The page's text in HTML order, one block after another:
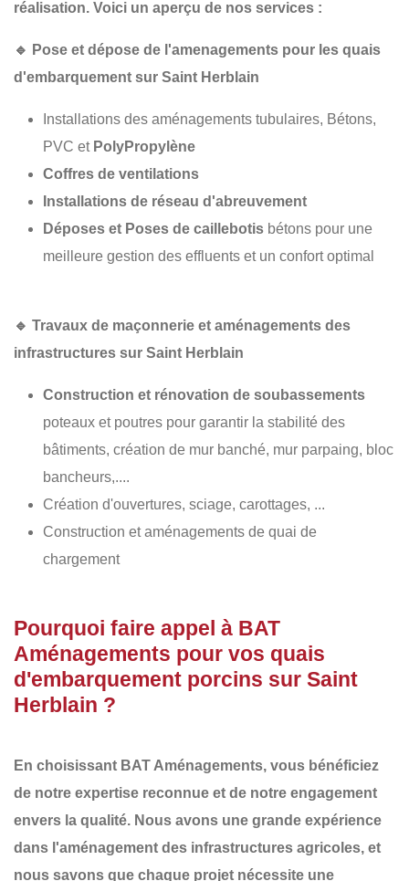
réalisation. Voici un aperçu de nos services :
🔹 Pose et dépose de l'amenagements pour les quais
d'embarquement sur Saint Herblain
Installations des aménagements tubulaires, Bétons,
PVC et PolyPropylène
Coffres de ventilations
Installations de réseau d'abreuvement
Déposes et Poses de caillebotis bétons pour une
meilleure gestion des effluents et un confort optimal
🔹 Travaux de maçonnerie et aménagements des
infrastructures sur Saint Herblain
Construction et rénovation de soubassements
poteaux et poutres pour garantir la stabilité des
bâtiments, création de mur banché, mur parpaing, bloc
bancheurs,....
Création d'ouvertures, sciage, carottages, ...
Construction et aménagements de quai de
chargement
Pourquoi faire appel à BAT
Aménagements pour vos quais
d'embarquement porcins sur Saint
Herblain ?
En choisissant BAT Aménagements, vous bénéficiez
de notre expertise reconnue et de notre engagement
envers la qualité. Nous avons une grande expérience
dans l'aménagement des infrastructures agricoles, et
nous savons que chaque projet nécessite une